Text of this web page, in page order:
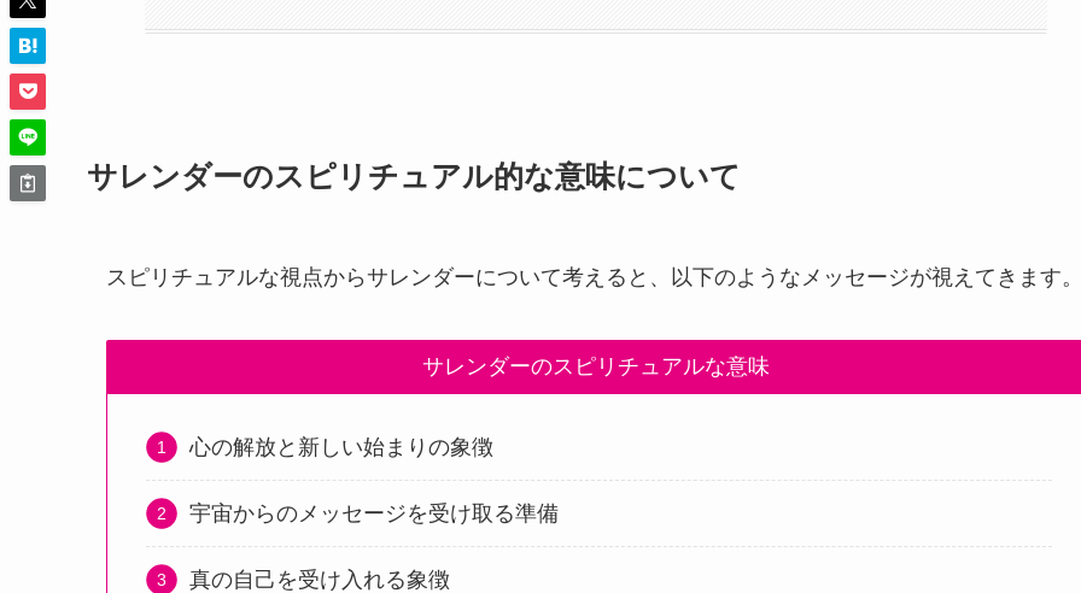
サレンダーのスピリチュアル的な意味について
スピリチュアルな視点からサレンダーについて考えると、以下のようなメッセージが視えてきます
サレンダーのスピリチュアルな意味
心の解放と新しい始まりの象徴
宇宙からのメッセージを受け取る準備
真の自己を受け入れる象徴